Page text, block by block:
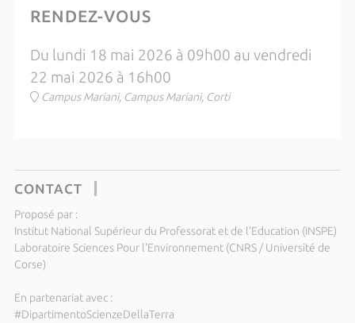
RENDEZ-VOUS
Du lundi 18 mai 2026 à 09h00 au vendredi
22 mai 2026 à 16h00
Campus Mariani, Campus Mariani, Corti
CONTACT
Proposé par :
Institut National Supérieur du Professorat et de l'Education (INSPE)
Laboratoire Sciences Pour l'Environnement (CNRS / Université de
Corse)
En partenariat avec :
#DipartimentoScienzeDellaTerra